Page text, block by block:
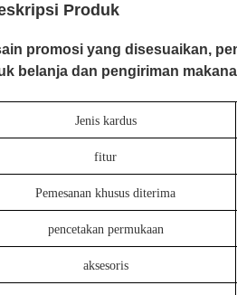
Produk
promosi yang disesuaikan,
belanja dan pengiriman
Jenis kardus
fitur
Pemesanan khusus diterima
pencetakan permukaan
aksesoris